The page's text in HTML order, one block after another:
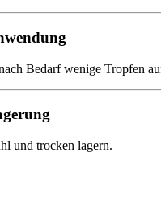
Bedarf wenige Tropfen
und trocken lagern.